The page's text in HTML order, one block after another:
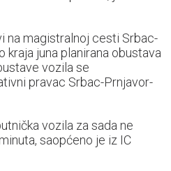
na magistralnoj cesti Srbac-
kraja juna planirana obustava
vozila se
pravac Srbac-Prnjavor-
vozila za sada ne
saopćeno je iz IC